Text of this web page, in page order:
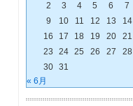
2
3 4 5 6 7
9
10 11 12 13 14
16
17 18 19 20 21
23
24 25 26 27 28
30 31
« 6月